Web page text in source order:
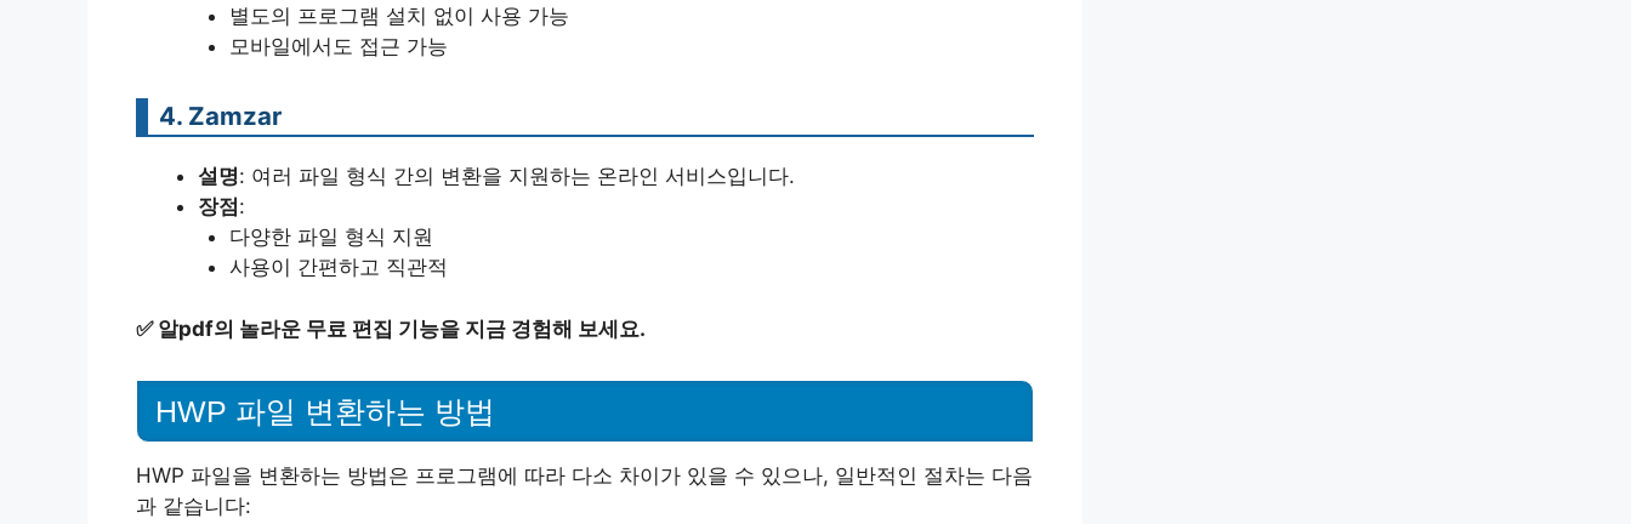
별도의 프로그램 설치 없이 사용 가능
모바일에서도 접근 가능
4. Zamzar
설명: 여러 파일 형식 간의 변환을 지원하는 온라인 서비스입니다.
장점 :
다양한 파일 형식 지원
사용이 간편하고 직관적
✅ 알pdf의 놀라운 무료 편집 기능을 지금 경험해 보세요.
HWP 파일 변환하는 방법
HWP 파일을 변환하는 방법은 프로그램에 따라 다소 차이가 있을 수 있으나, 일반적인 절차는 다음
과 같습니다: